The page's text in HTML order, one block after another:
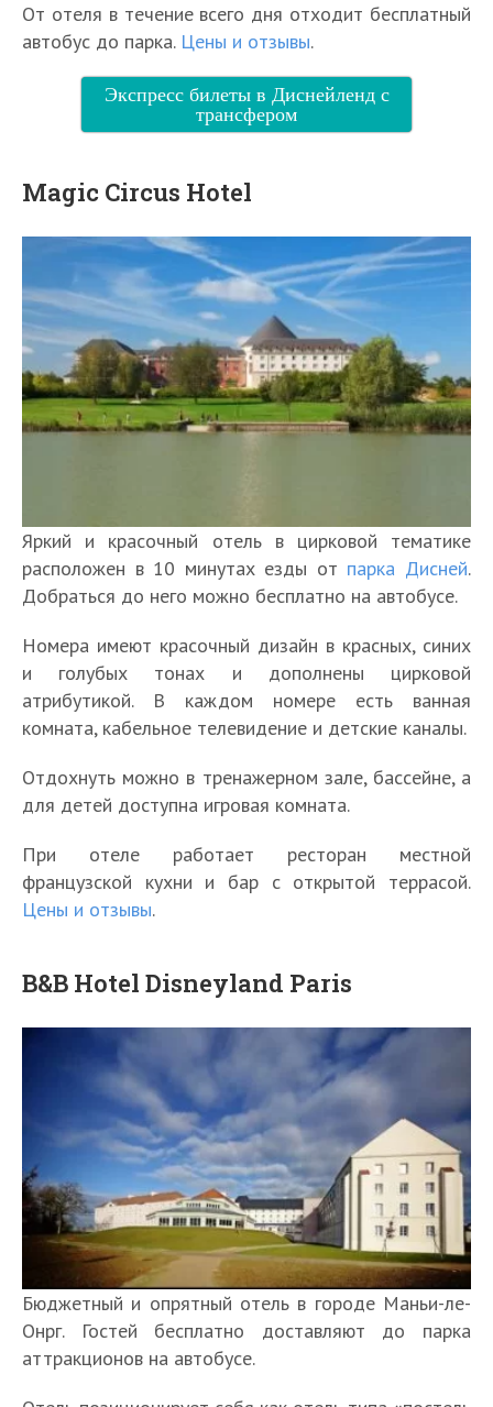
От отеля в течение всего дня отходит бесплатный
автобус до парка. Цены и отзывы.
Экспресс билеты в Диснейленд с
трансфером
Magic Circus Hotel
Яркий и красочный отель в цирковой тематике
расположен в 10 минутах езды от парка Дисней.
Добраться до него можно бесплатно на автобусе.
Номера имеют красочный дизайн в красных, синих
и голубых тонах и дополнены цирковой
атрибутикой. В каждом номере есть ванная
комната, кабельное телевидение и детские каналы.
Отдохнуть можно в тренажерном зале, бассейне, а
для детей доступна игровая комната.
При отеле работает ресторан местной
французской кухни и бар с открытой террасой.
Цены и отзывы.
B&B Hotel Disneyland Paris
Бюджетный и опрятный отель в городе Маньи-ле-
Онрг. Гостей бесплатно доставляют до парка
аттракционов на автобусе.